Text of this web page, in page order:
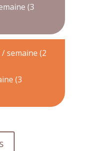
(3
semaine (2
(3